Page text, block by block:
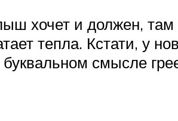
хочет и должен,
тепла. Кстати, у
смысле